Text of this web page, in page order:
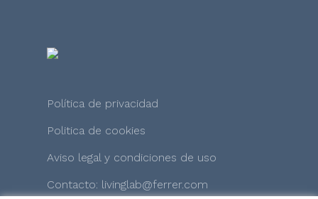
Política de privacidad
Politica de cookies
Aviso legal y condiciones de uso
Contacto: livinglab@ferrer.com